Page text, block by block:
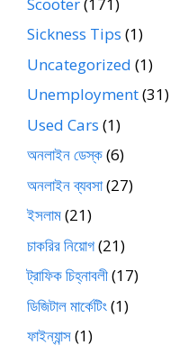
Sickness Tips (1)
Uncategorized (1)
Unemployment(31)
Used Cars (1)
অনলাইন ডেস্ক(6)
অনলাইন ব্যবসা(27)
ইসলাম(21)
চাকরির নিয়োগ(21)
ট্রাফিক চিহ্নাবলী(17)
ডিজিটাল মার্কেটিং(1)
ফাইন্যান্স(1)